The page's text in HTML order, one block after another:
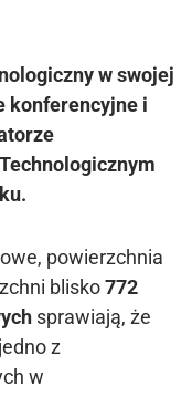
w swojej
konferencyjne i
powierzchnia
blisko772
sprawiają, że
z
w